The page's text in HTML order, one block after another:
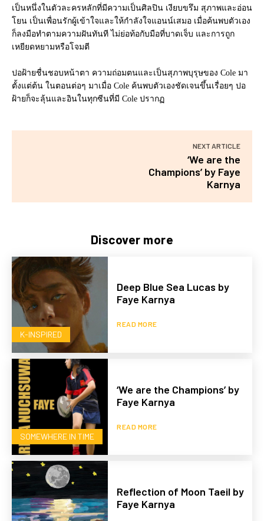
Discover more
K-INSPIRED
Deep Blue Sea Lucas by
Faye Karnya
READ MORE
SOMEWHERE IN TIME
‘We are the Champions’ by
Faye Karnya
READ MORE
Reflection of Moon Taeil by
Faye Karnya
เป็นหนึ่งในตัวละครหลักที่มีความเป็นศิลปิน เงียบขรึม สุภาพและอ่อน
โยน เป็นเพื่อนรักผู้เข้าใจและให้กำลังใจแอนน์เสมอ เมื่อค้นพบตัวเอง
ก็ลงมือทำตามความฝันทันที ไม่ย่อท้อกับมือที่บาดเจ็บ และการถูก
เหยียดหยามหรือโจมตี
ปอฝ้ายชื่นชอบหน้าตา ความถ่อมตนและเป็นสุภาพบุรุษของ Cole มา
ตั้งแต่ต้น ในตอนต่อๆ มาเมื่อ Cole ค้นพบตัวเองชัดเจนขึ้นเรื่อยๆ ปอ
ฝ้ายก็จะลุ้นและอินในทุกซีนที่มี Cole ปรากฏ
NEXT ARTICLE
‘We are the
Champions’ by Faye
Karnya